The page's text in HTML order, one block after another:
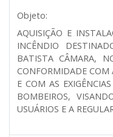
Objeto:
AQUISIÇÃO E
INCÊNDIO
BATISTA CÂMARA,
CONFORMIDADE COM
E COM AS
BOMBEIROS,
USUÁRIOS E A